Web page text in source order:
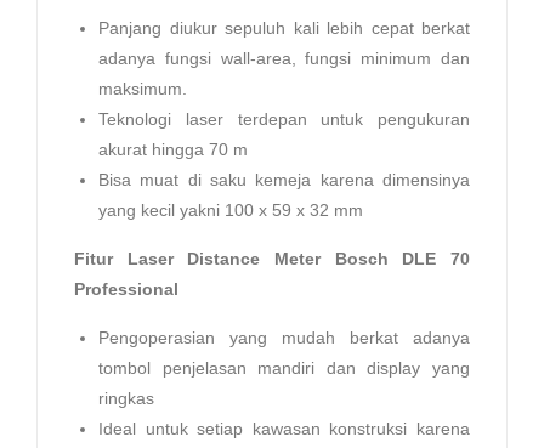
Panjang diukur sepuluh kali lebih cepat berkat
adanya fungsi wall-area, fungsi minimum dan
maksimum.
Teknologi laser terdepan untuk pengukuran
akurat hingga 70 m
Bisa muat di saku kemeja karena dimensinya
yang kecil yakni 100 x 59 x 32 mm
Fitur Laser Distance Meter Bosch DLE 70
Professional
Pengoperasian yang mudah berkat adanya
tombol penjelasan mandiri dan display yang
ringkas
Ideal untuk setiap kawasan konstruksi karena